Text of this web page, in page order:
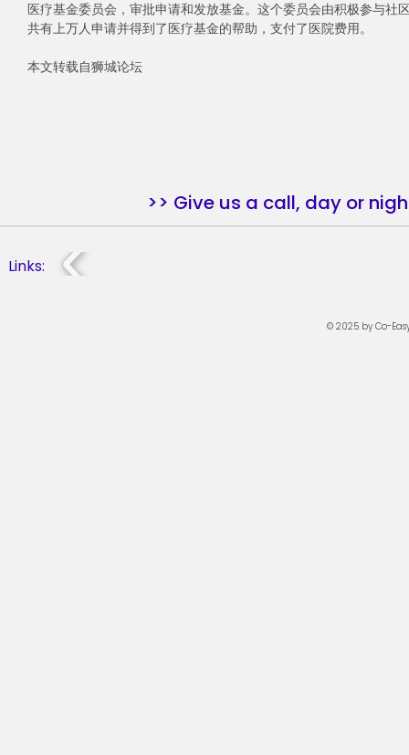
医疗基金委员会，审批申请和发放基金。这个委员会由积极参与
共有上万人申请并得到了医疗基金的帮助，支付了医院费用。
本文转载自狮城论坛
>> Give us a call, day or
Links:
© 2025 by Co-